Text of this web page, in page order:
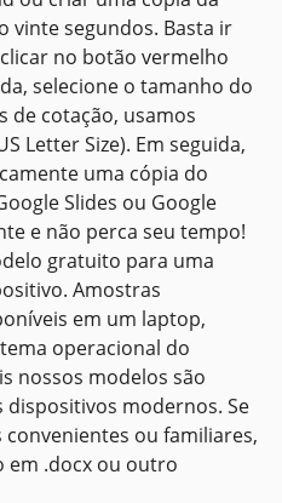
vinte segundos. Basta ir
no botão vermelho
selecione o tamanho do
de cotação, usamos
Letter Size). Em seguida,
uma cópia do
Slides ou Google
e não perca seu tempo!
gratuito para uma
Amostras
em um laptop,
operacional do
nossos modelos são
modernos. Se
ou familiares,
em .docx ou outro